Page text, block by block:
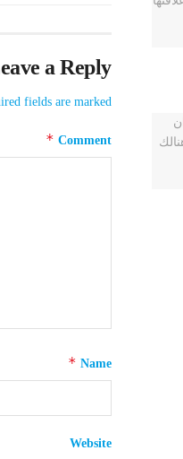
a Reply
fields are marked
Comment
*
Name
*
Website